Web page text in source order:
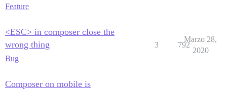
Feature
<ESC> in composer close the
wrong thing
Bug
3 792
Marzo 28,
2020
Composer on mobile is